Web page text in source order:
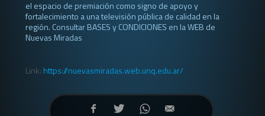
el espacio de premiación como signo de apoyo y
fortalecimiento a una televisión pública de calidad en la
región. Consultar BASES y CONDICIONES en la WEB de
Nuevas Miradas
Link: https://nuevasmiradas.web.unq.edu.ar/